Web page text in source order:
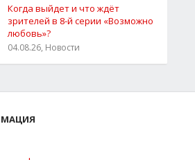
Когда выйдет и что ждёт
зрителей в 8-й серии «Возможно
любовь»?
04.08.26, Новости